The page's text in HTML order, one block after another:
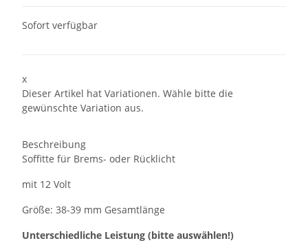
Sofort verfügbar
x
Dieser Artikel hat Variationen. Wähle bitte die
gewünschte Variation aus.
Beschreibung
Soffitte für Brems- oder Rücklicht
mit 12 Volt
Größe: 38-39 mm Gesamtlänge
Unterschiedliche Leistung (bitte auswählen!)